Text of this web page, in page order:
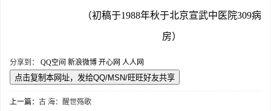
（初稿于1988年秋于北京宣武中医院309病
房）
分享到： QQ空间 新浪微博 开心网 人人网
上一篇： 古 海：醒世殇歌